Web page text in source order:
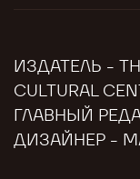
ИЗДАТЕЛЬ -
CULTURAL
ГЛАВНЫЙ
ДИЗАЙНЕР -